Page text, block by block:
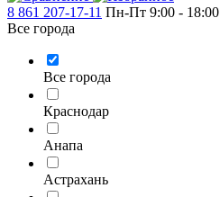
8 861 207-17-11 Пн-Пт 9:00 - 18:00
Все города
Все города
Краснодар
Анапа
Астрахань